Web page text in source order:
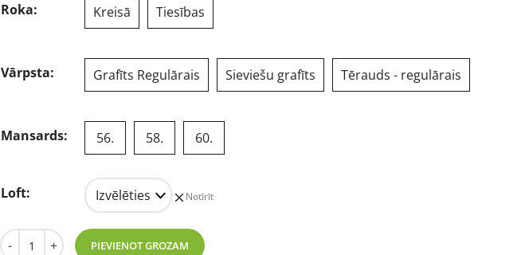
Roka: Kreisā Tiesības
Vārpsta: Grafīts Regulārais Sieviešu grafīts Tērauds - regulārais
Mansards: 56. 58. 60.
Loft: Notīrīt
-
Callaway Sure Out 2 Wedge golfa nūja daudzums
+ PIEVIENOT GROZAM